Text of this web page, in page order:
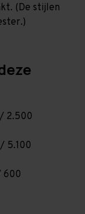
(De stijlen
2.500
5.100
600